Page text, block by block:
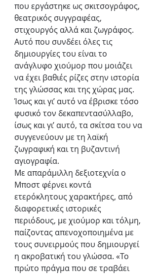
που εργάστηκε ως σκιτσογράφος,
θεατρικός συγγραφέας,
στιχουργός αλλά και ζωγράφος.
Αυτό που συνδέει όλες τις
δημιουργίες του είναι το
ανάγλυφο χιούμορ που μοιάζει
να έχει βαθιές ρίζες στην ιστορία
της γλώσσας και της χώρας μας.
Ίσως και γι’ αυτό να έβρισκε τόσο
φυσικό τον δεκαπεντασύλλαβο,
ίσως και γι’ αυτό, τα σκίτσα του να
συγγενεύουν με τη λαϊκή
ζωγραφική και τη βυζαντινή
αγιογραφία.
Με απαράμιλλη δεξιοτεχνία ο
Μποστ φέρνει κοντά
ετερόκλητους χαρακτήρες, από
διαφορετικές ιστορικές
περιόδους, με χιούμορ και τόλμη,
παίζοντας απενοχοποιημένα με
τους συνειρμούς που δημιουργεί
η ακροβατική του γλώσσα. «Το
πρώτο πράγμα που σε τραβάει